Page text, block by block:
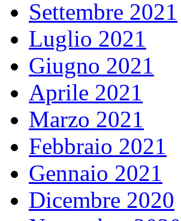
Settembre 2021
Luglio 2021
Giugno 2021
Aprile 2021
Marzo 2021
Febbraio 2021
Gennaio 2021
Dicembre 2020